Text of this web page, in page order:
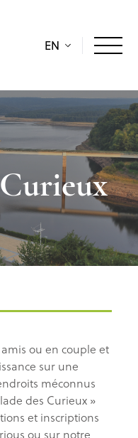
EN
ou en couple et
sur une
méconnus
des Curieux »
et inscriptions
ou sur notre